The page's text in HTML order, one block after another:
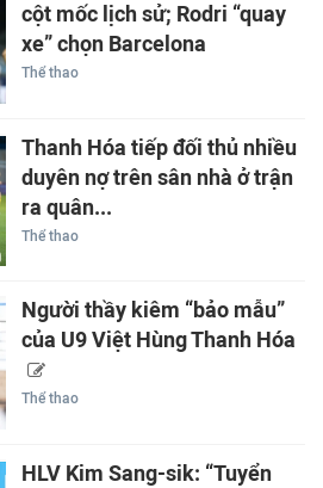
cột mốc lịch sử; Rodri “quay
xe” chọn Barcelona
Thể thao
Thanh Hóa tiếp đối thủ nhiều
duyên nợ trên sân nhà ở trận
ra quân...
Thể thao
Người thầy kiêm “bảo mẫu”
của U9 Việt Hùng Thanh Hóa
Thể thao
HLV Kim Sang-sik: “Tuyển